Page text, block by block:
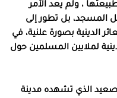
، ولم يعد الأمر
المسجد، بل تطور إلى
الدينية بصورة علنية، في
لملايين المسلمين حول
الذي تشهده مدينة